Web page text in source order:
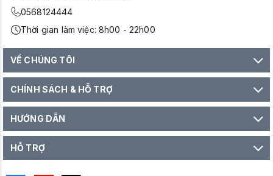
0568124444
Thời gian làm việc: 8h00 - 22h00
VỀ CHÚNG TÔI
CHÍNH SÁCH & HỖ TRỢ
HƯỚNG DẪN
HỖ TRỢ